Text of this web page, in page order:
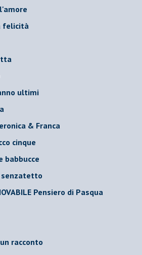
felicità
ultimi
& Franca
cinque
babbucce
senzatetto
Pensiero di Pasqua
racconto